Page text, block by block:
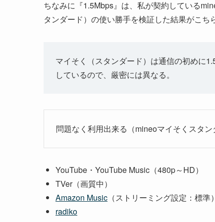
ちなみに『1.5Mbps』は、私が契約している
タンダード）の使い勝手を検証した結果がこちら
マイそく（スタンダード）は通信の初めに
しているので、厳密には異なる。
問題なく利用出来る（mineoマイそくスタン
YouTube・YouTube Music（480p～HD）
TVer（画質中）
Amazon Music （ストリーミング設定：標準）
radiko